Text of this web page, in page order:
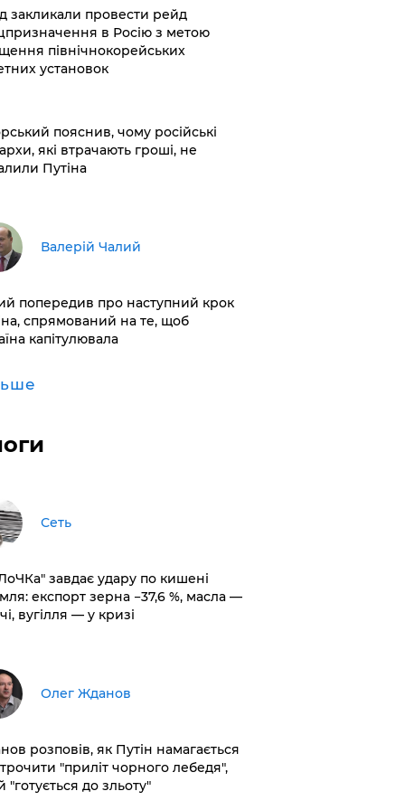
закликали провести рейд
в Росію з метою
північнокорейських
установок
пояснив, чому російські
які втрачають гроші, не
Путіна
Валерій Чалий
попередив про наступний крок
спрямований на те, щоб
капітулювала
Сеть
завдає удару по кишені
експорт зерна −37,6 %, масла —
вугілля — у кризі
Олег Жданов
розповів, як Путін намагається
"приліт чорного лебедя",
"готується до зльоту"